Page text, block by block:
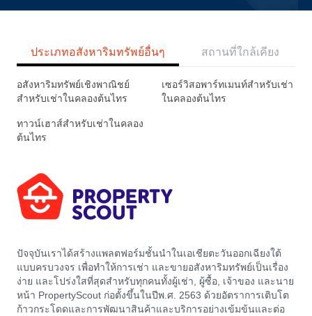
ประเภทอสังหาริมทรัพย์อื่นๆ สถานที่ใกล้เคียง
อสังหาริมทรัพย์เชิงพาณิชย์
สำหรับเช่าในคลองต้นไทร
เซอร์วิสอพาร์ทเมนท์สำหรับเช่า
ในคลองต้นไทร
ทาวน์เฮาส์สำหรับเช่าในคลอง
ต้นไทร
ปัจจุบันเราได้สร้างแพลตฟอร์มชั้นนำในเอเชียตะวันออกเฉียงใต้
แบบครบวงจร เพื่อทำให้การเช่า และขายอสังหาริมทรัพย์เป็นเรื่อง
ง่าย และโปร่งใสที่สุดสำหรับทุกคนทั้งผู้เช่า, ผู้ซื้อ, เจ้าของ และนาย
หน้า PropertyScout ก่อตั้งขึ้นในปีพ.ศ. 2563 ด้วยอัตราการเติบโต
ก้าวกระโดดและการพัฒนาสินค้าและบริการอย่างเข้มข้นและต่อ